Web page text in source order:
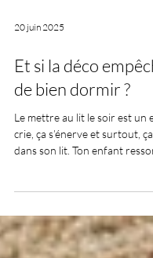
20 juin 2025
Et si la déco
de bien dormir ?
Le mettre au lit le soir est un enfer. Ça
as tout essayé. Rester calme,
A+B… Et pourtant, tu sais que
Mais, as-tu essayer de